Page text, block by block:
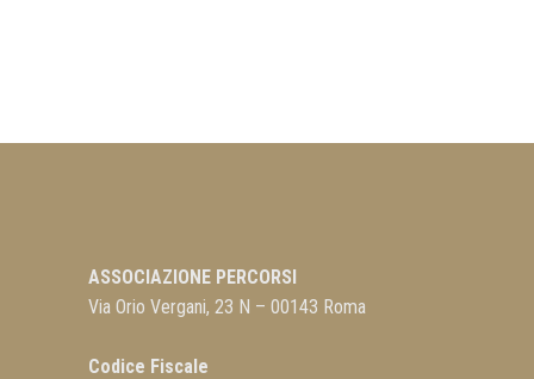
ASSOCIAZIONE PERCORSI
Via Orio Vergani, 23 N – 00143 Roma
Codice Fiscale